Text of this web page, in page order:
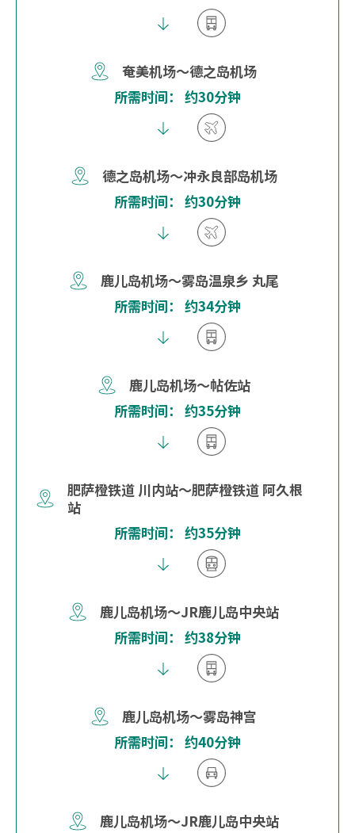
奄美机场～德之岛机场
所需时间： 约30分钟
德之岛机场～冲永良部岛机场
所需时间： 约30分钟
鹿儿岛机场～雾岛温泉乡 丸尾
所需时间： 约34分钟
鹿儿岛机场～帖佐站
所需时间： 约35分钟
肥萨橙铁道 川内站～肥萨橙铁道 阿久根
站
所需时间： 约35分钟
鹿儿岛机场～JR鹿儿岛中央站
所需时间： 约38分钟
鹿儿岛机场～雾岛神宫
所需时间： 约40分钟
鹿儿岛机场～JR鹿儿岛中央站